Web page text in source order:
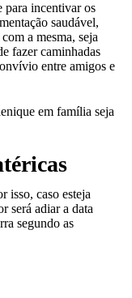
para incentivar os
saudável,
a mesma, seja
fazer caminhadas
entre amigos e
em família seja
isso, caso esteja
será adiar a data
segundo as